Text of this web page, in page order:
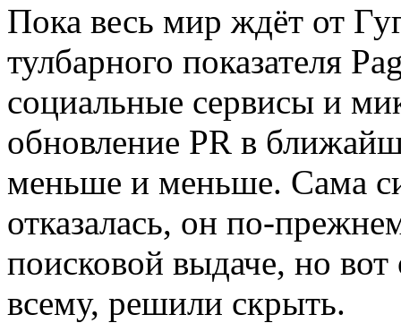
Пока весь мир ждёт от
тулбарного показателя
социальные сервисы и
обновление PR в
меньше и меньше. Сама
отказалась, он по-
поисковой выдаче, но
всему, решили скрыть.